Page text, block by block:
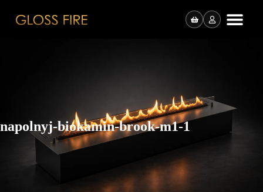
napolnyj-biokamin-brook-m1-1